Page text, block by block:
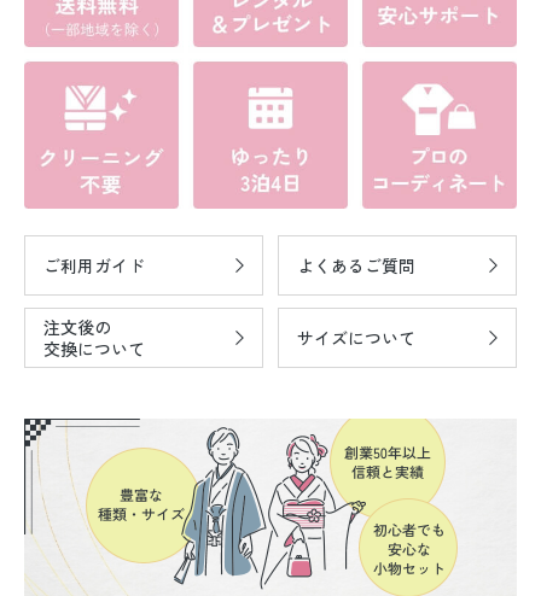
ご利用ガイド よくあるご質問
注文後の
交換について
サイズについて